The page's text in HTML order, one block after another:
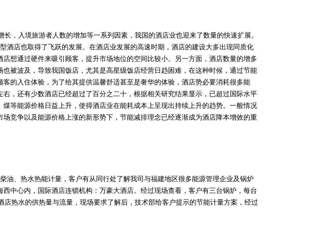
，入境旅游者人数的增加等一系列因素，我国的酒店业也迎来了数量的快速扩展。
酒店也取得了飞跃的发展。在酒店业发展的高速时期，酒店的建设大多出现同质化
想通过硬件来吸引顾客，提升市场地位的空间比较小。另一方面，酒店数量的增多
被波及，导致我国饭店，尤其是高星级饭店经营日趋困难，在这种时候，通过节能
的入住体验，为了给其提供温馨舒适甚至是奢华的体验，酒店势必要消耗很多能
，还有少数酒店已经超过了百分之二十，根据相关研究结果显示，已超过国际水平
等能源价格日益上升，使得酒店业在能耗成本上呈现出持续上升的趋势。一般情况
竞争以及能源价格上涨的新形势下，节能减排理念已经逐渐成为酒店降本增效的重
油、热水热能计量，客户有从同行处了解我司与福建地区很多能源管理企业及锅炉
中心内，国际酒店连锁机构：万豪大酒店。经过现场查看，客户有三台锅炉，每台
店热水的供热量与流量，现场要求了解后，技术部给客户提示的节能计量方案，经过